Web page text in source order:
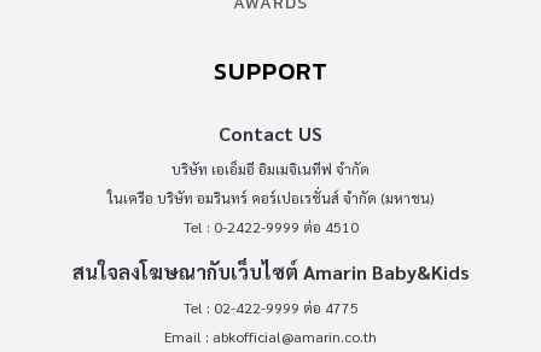
SUPPORT
Contact US
บริษัท เอเอ็มอี อิมเมจิเนทีฟ จำกัด
ในเครือ บริษัท อมรินทร์ คอร์เปอเรชั่นส์ จำกัด (มหาชน)
Tel : 0-2422-9999 ต่อ 4510
สนใจลงโฆษณากับเว็บไซต์ Amarin Baby&Kids
Tel : 02-422-9999 ต่อ 4775
Email : abkofficial@amarin.co.th